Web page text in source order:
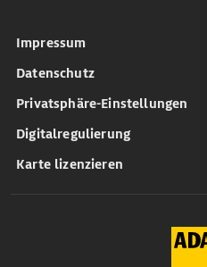
Impressum
Datenschutz
Privatsphäre-Einstellungen
Digitalregulierung
Karte lizenzieren